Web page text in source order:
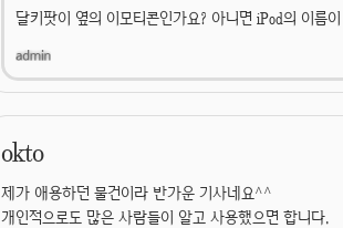
달키팟이 옆의 이모티콘인가요? 아니면 iPod의 이름
okto
제가 애용하던 물건이라 반가운 기사네요^^
개인적으로도 많은 사람들이 알고 사용했으면 합니다.